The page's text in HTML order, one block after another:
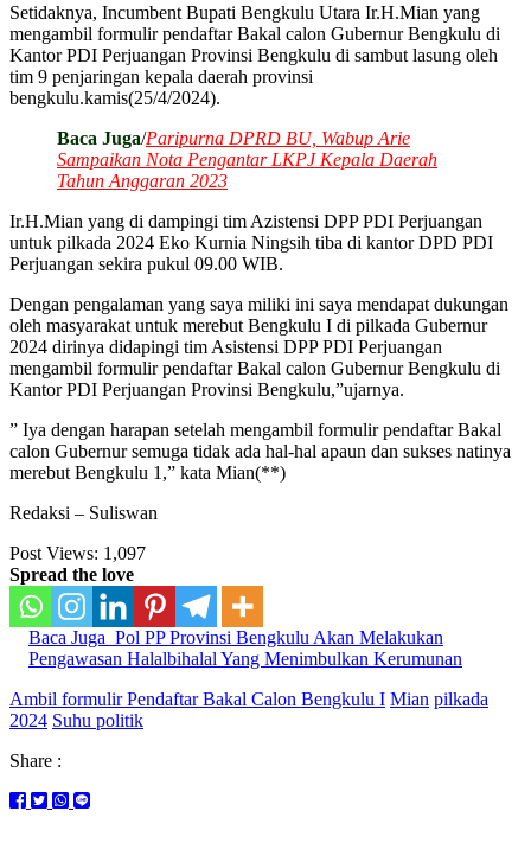
Setidaknya, Incumbent Bupati Bengkulu Utara Ir.H.Mian yang
mengambil formulir pendaftar Bakal calon Gubernur Bengkulu di
Kantor PDI Perjuangan Provinsi Bengkulu di sambut lasung oleh
tim 9 penjaringan kepala daerah provinsi
bengkulu.kamis(25/4/2024).
Baca Juga/Paripurna DPRD BU, Wabup Arie
Sampaikan Nota Pengantar LKPJ Kepala Daerah
Tahun Anggaran 2023
Ir.H.Mian yang di dampingi tim Azistensi DPP PDI Perjuangan
untuk pilkada 2024 Eko Kurnia Ningsih tiba di kantor DPD PDI
Perjuangan sekira pukul 09.00 WIB.
Dengan pengalaman yang saya miliki ini saya mendapat dukungan
oleh masyarakat untuk merebut Bengkulu I di pilkada Gubernur
2024 dirinya didapingi tim Asistensi DPP PDI Perjuangan
mengambil formulir pendaftar Bakal calon Gubernur Bengkulu di
Kantor PDI Perjuangan Provinsi Bengkulu,”ujarnya.
” Iya dengan harapan setelah mengambil formulir pendaftar Bakal
calon Gubernur semuga tidak ada hal-hal apaun dan sukses natinya
merebut Bengkulu 1,” kata Mian(**)
Redaksi – Suliswan
Post Views: 1,097
Spread the love
Baca Juga Pol PP Provinsi Bengkulu Akan Melakukan
Pengawasan Halalbihalal Yang Menimbulkan Kerumunan
Ambil formulir Pendaftar Bakal Calon Bengkulu I Mian pilkada
2024 Suhu politik
Share :